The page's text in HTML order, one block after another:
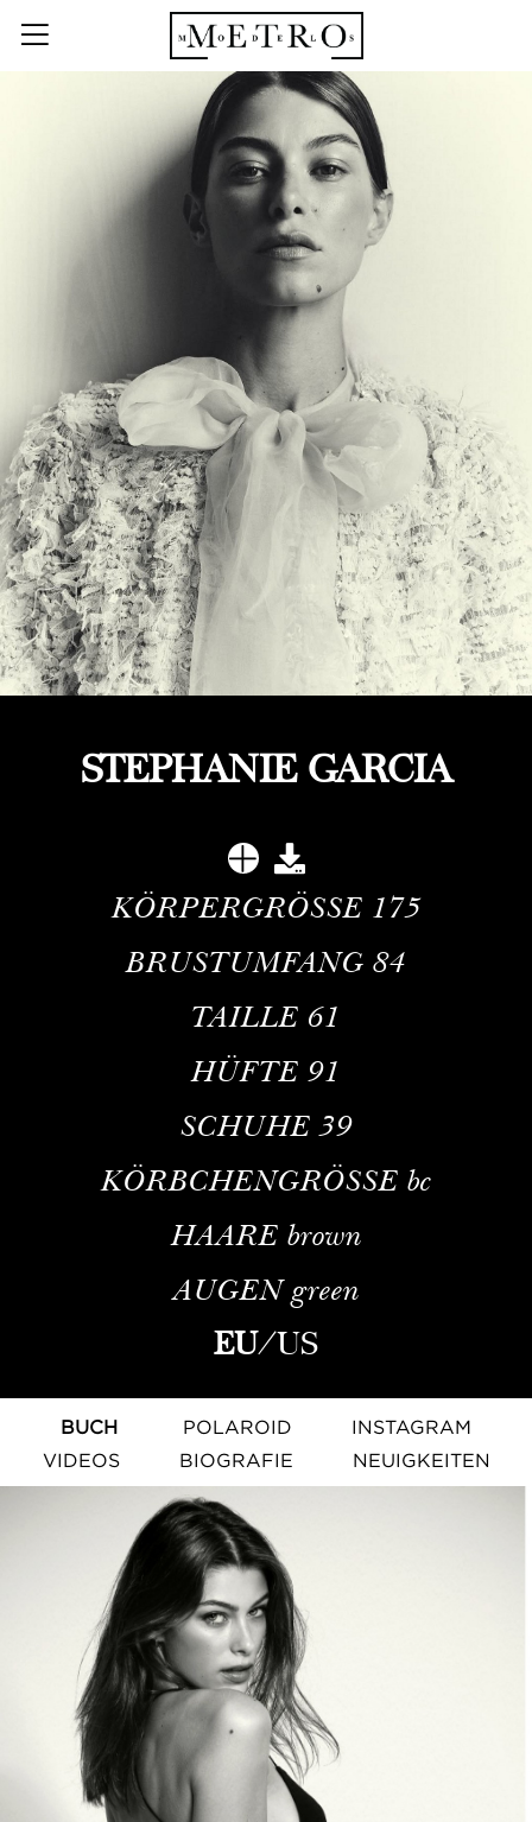
STEPHANIE GARCIA
KÖRPERGRÖSSE 175
BRUSTUMFANG 84
TAILLE 61
HÜFTE 91
SCHUHE39
KÖRBCHENGRÖSSE bc
HAARE brown
AUGEN green
EU/US
BUCH POLAROID
INSTAGRAM
VIDEOS
BIOGRAFIE NEUIGKEITEN